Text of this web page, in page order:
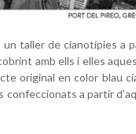
un taller de cianotípies a
amb ells i elles
original en color blau
confeccionats a partir